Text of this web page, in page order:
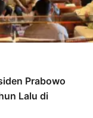
Prabowo
Lalu di